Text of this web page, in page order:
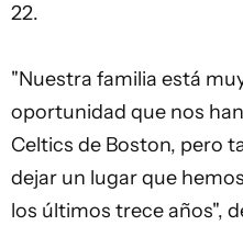
22.
"Nuestra familia está
oportunidad que nos
Celtics de Boston, pero
dejar un lugar que
los últimos trece años",